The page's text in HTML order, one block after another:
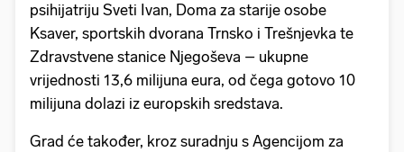
psihijatriju Sveti Ivan, Doma za starije osobe
Ksaver, sportskih dvorana Trnsko i Trešnjevka te
Zdravstvene stanice Njegoševa – ukupne
vrijednosti 13,6 milijuna eura, od čega gotovo 10
milijuna dolazi iz europskih sredstava.
Grad će također, kroz suradnju s Agencijom za